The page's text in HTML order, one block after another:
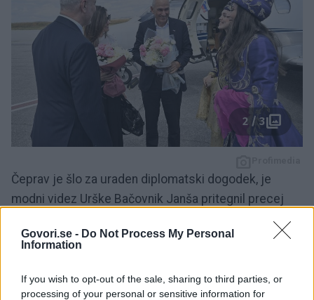
Govori.se - Do Not Process My Personal
Information
If you wish to opt-out of the sale, sharing to third parties, or
processing of your personal or sensitive information for
2 / 3
Čeprav je šlo za uraden diplomatski dogodek, je
modni videz Urške Bačovnik Janša pritegnil precej
pozornosti. Izbrala je elegantno dolgo črno obleko, ki
jo je kombinirala s črno pisemsko torbico in odprtimi
znamkePinko, ki ima prepoznavno okroglo sponko z